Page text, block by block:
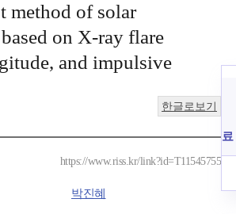
method of solar
on X-ray flare
and impulsive
한글로보기
https://www.riss.kr/link?id=T11545755
박진혜
료